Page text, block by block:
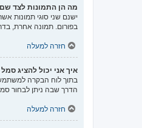
מה הן התמונות לצד
ישנם שני סוגי תמונות
בפורום. תמונה אחרת,
חזרה למעלה
איך אני יכול להציג
הדרך שבה ניתן לבחור
חזרה למעלה